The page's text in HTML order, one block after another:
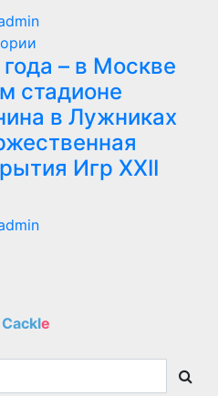
– в Москве
стадионе
в Лужниках
Игр XXII
Cackle